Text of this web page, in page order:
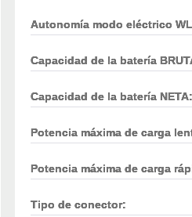
Autonomía modo eléctrico
Capacidad de la batería
Capacidad de la batería NETA:
Potencia máxima de carga
Potencia máxima de carga
Tipo de conector: